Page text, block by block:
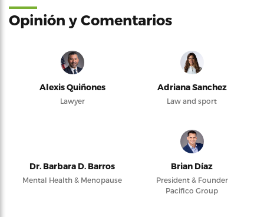
Opinión y Comentarios
Alexis Quiñones
Lawyer
Adriana Sanchez
Law and sport
Dr. Barbara D. Barros
Mental Health & Menopause
Brian Díaz
President & Founder
Pacifico Group